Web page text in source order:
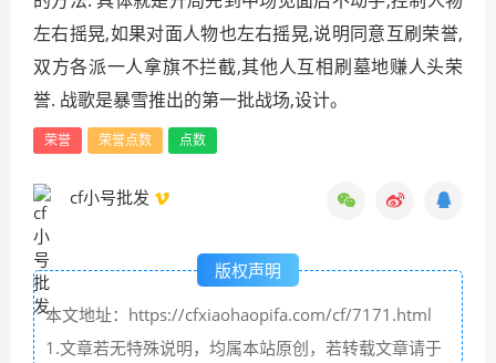
左右摇晃,如果对面人物也左右摇晃,说明同意互刷荣誉,
双方各派一人拿旗不拦截,其他人互相刷墓地赚人头荣
誉. 战歌是暴雪推出的第一批战场,设计。
荣誉 荣誉点数 点数
cf小号批发
版权声明
本文地址：https://cfxiaohaopifa.com/cf/7171.html
1.文章若无特殊说明，均属本站原创，若转载文章请于